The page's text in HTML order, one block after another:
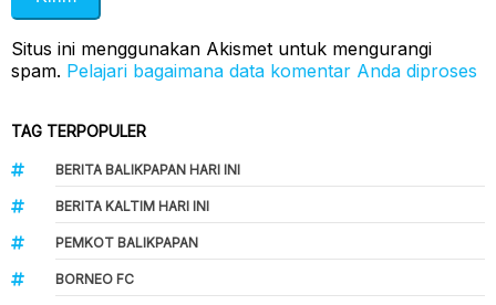
Situs ini menggunakan Akismet untuk mengurangi
spam. Pelajari bagaimana data komentar Anda diproses
TAG TERPOPULER
BERITA BALIKPAPAN HARI INI
BERITA KALTIM HARI INI
PEMKOT BALIKPAPAN
BORNEO FC